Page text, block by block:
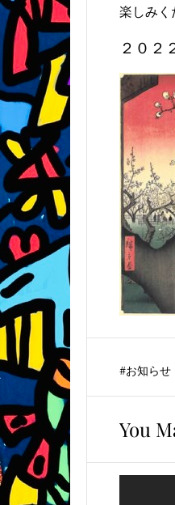
楽しみく
２０２
#お知らせ
You